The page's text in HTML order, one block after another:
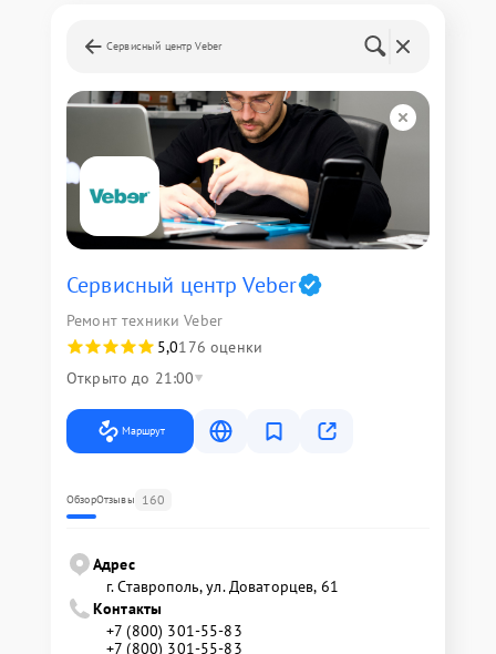
Сервисный центр Veber
Сервисный центр Veber
Ремонт техники Veber
5,0176 оценки
Открыто до 21:00
Маршрут
ОбзорОтзывы 160
Адрес
г. Ставрополь, ул. Доваторцев, 61
Контакты
+7 (800) 301-55-83
+7 (800) 301-55-83